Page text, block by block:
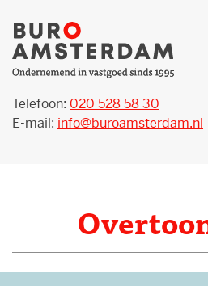
Telefoon: 020 528 58 30
E-mail: info@buroamsterdam.nl